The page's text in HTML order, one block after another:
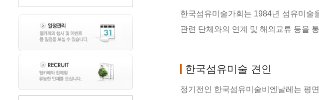
한국섬유미술가회는 1984년 섬유미술
관련 단체와의 연계 및 해외교류 등을
한국섬유미술 견인
정기전인 한국섬유미술비엔날레는 평